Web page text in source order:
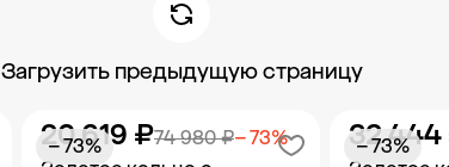
Загрузить предыдущую страницу
74 980 ₽− 73%
20 619 ₽
− 73% 32 444
− 73%